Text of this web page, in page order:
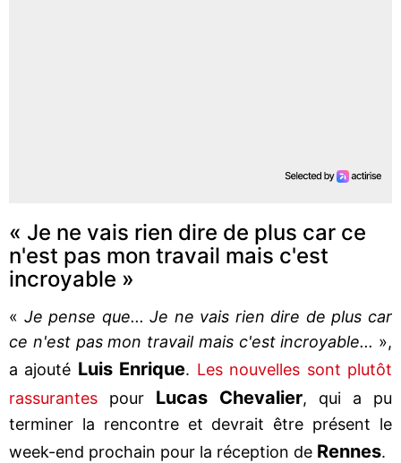
« Je ne vais rien dire de plus car ce
n'est pas mon travail mais c'est
incroyable »
« Je pense que... Je ne vais rien dire de plus car
ce n'est pas mon travail mais c'est incroyable... »,
a ajouté Luis Enrique. Les nouvelles sont plutôt
rassurantes pour Lucas Chevalier, qui a pu
terminer la rencontre et devrait être présent le
week-end prochain pour la réception de Rennes.